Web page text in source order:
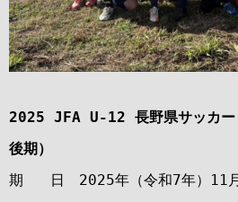
2025 JFA U-12 長野県サッカー
後期）
期 日 2025年（令和7年）11月